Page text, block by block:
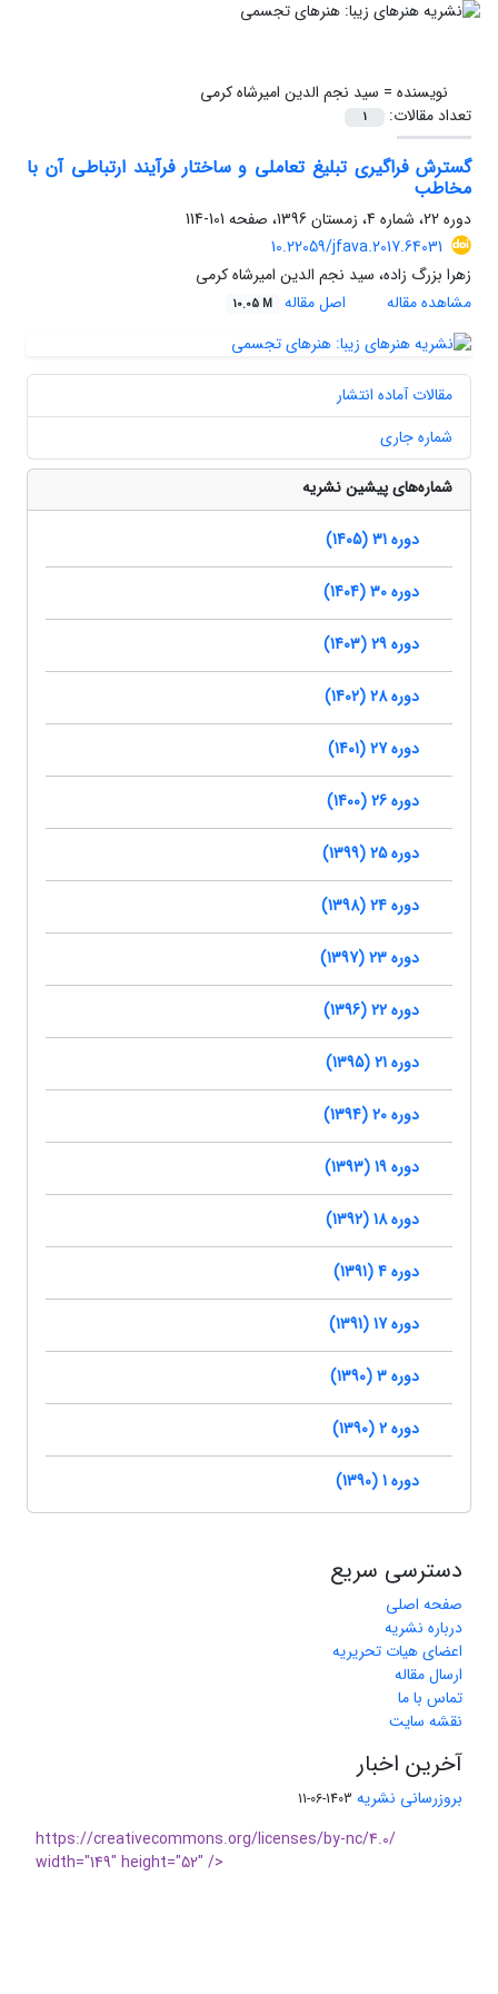
نویسنده = سید نجم الدین امیرشاه کرمی
تعداد مقالات:
1
گسترش فراگیری تبلیغ تعاملی و ساختار فرآیند ارتباطی آن با
مخاطب
دوره 22، شماره 4، زمستان 1396، صفحه
101-114
10.22059/jfava.2017.64031
زهرا بزرگ زاده، سید نجم الدین امیرشاه کرمی
مشاهده مقاله
اصل مقاله 10.05 M
مقالات آماده انتشار
شماره جاری
شماره‌های پیشین نشریه
دوره 31 (1405)
دوره 30 (1404)
دوره 29 (1403)
دوره 28 (1402)
دوره 27 (1401)
دوره 26 (1400)
دوره 25 (1399)
دوره 24 (1398)
دوره 23 (1397)
دوره 22 (1396)
دوره 21 (1395)
دوره 20 (1394)
دوره 19 (1393)
دوره 18 (1392)
دوره 4 (1391)
دوره 17 (1391)
دوره 3 (1390)
دوره 2 (1390)
دوره 1 (1390)
دسترسی سریع
صفحه اصلی
درباره نشریه
اعضای هیات تحریریه
ارسال مقاله
تماس با ما
نقشه سایت
آخرین اخبار
بروزرسانی نشریه 1403-06-11
https://creativecommons.org/licenses/by-nc/4.0/
width="149" height="52" />